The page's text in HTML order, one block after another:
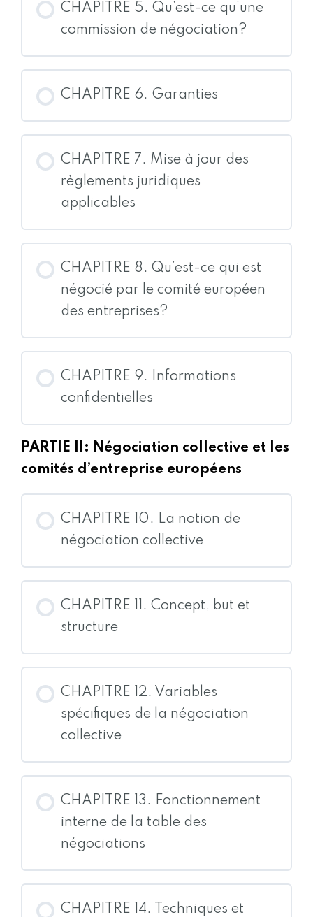
CHAPITRE 5. Qu’est-ce qu’une
commission de négociation?
CHAPITRE 6. Garanties
CHAPITRE 7. Mise à jour des
règlements juridiques
applicables
CHAPITRE 8. Qu’est-ce qui est
négocié par le comité européen
des entreprises?
CHAPITRE 9. Informations
confidentielles
PARTIE II: Négociation collective et les
comités d’entreprise européens
CHAPITRE 10. La notion de
négociation collective
CHAPITRE 11. Concept, but et
structure
CHAPITRE 12. Variables
spécifiques de la négociation
collective
CHAPITRE 13. Fonctionnement
interne de la table des
négociations
CHAPITRE 14. Techniques et